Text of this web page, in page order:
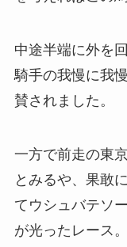
中途半端に外を
騎手の我慢に我
賛されました。
一方で前走の東
とみるや、果敢
てウシュバテソ
が光ったレース。